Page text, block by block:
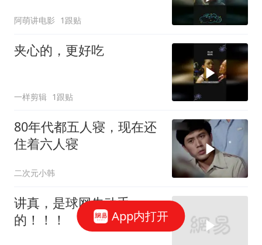
阿萌讲电影 1跟贴
夹心的，更好吃
一样剪辑 1跟贴
80年代都五人寝，现在还
住着六人寝
二次元小韩
讲真，是球网先动手
的！！！
App内打开